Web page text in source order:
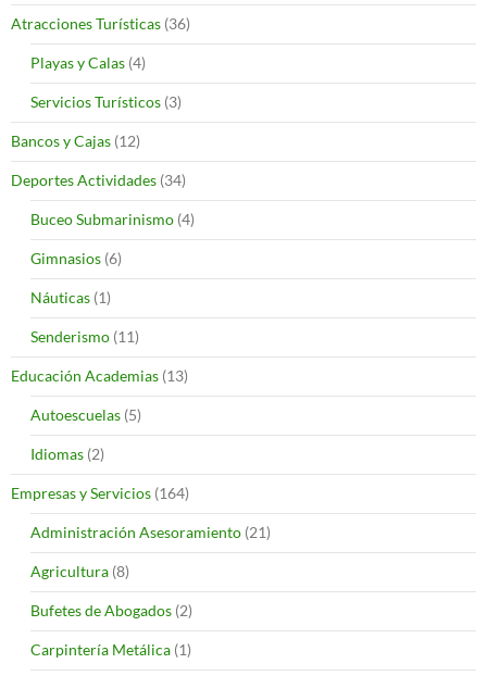
Atracciones Turísticas (36)
Playas y Calas (4)
Servicios Turísticos (3)
Bancos y Cajas (12)
Deportes Actividades (34)
Buceo Submarinismo (4)
Gimnasios (6)
Náuticas (1)
Senderismo (11)
Educación Academias (13)
Autoescuelas (5)
Idiomas (2)
Empresas y Servicios (164)
Administración Asesoramiento (21)
Agricultura (8)
Bufetes de Abogados (2)
Carpintería Metálica (1)